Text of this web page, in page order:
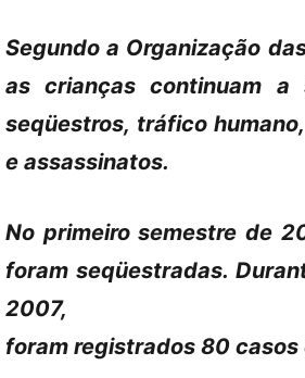
Segundo a Organização
as crianças continuam a
seqüestros, tráfico
e assassinatos.
No primeiro semestre de
foram seqüestradas.
2007,
foram registrados 80 casos